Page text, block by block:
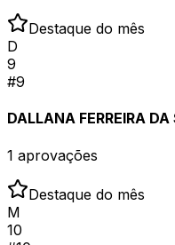
Destaque do mês
D
9
#9
DALLANA FERREIRA DA
1 aprovações
Destaque do mês
M
10